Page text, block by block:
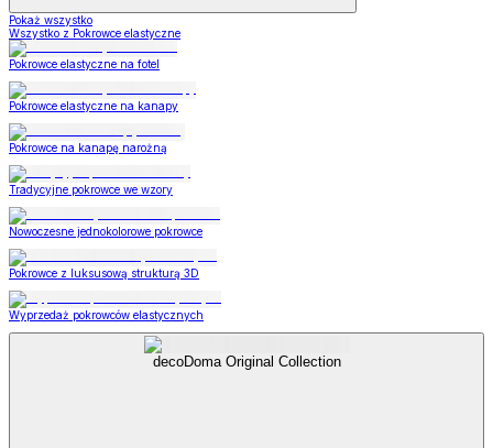
Pokaż wszystko
Wszystko z Pokrowce elastyczne
Pokrowce elastyczne na fotel
Pokrowce elastyczne na kanapy
Pokrowce na kanapę narożną
Tradycyjne pokrowce we wzory
Nowoczesne jednokolorowe pokrowce
Pokrowce z luksusową strukturą 3D
Wyprzedaż pokrowców elastycznych
decoDoma Original Collection